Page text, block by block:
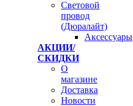
Световой
провод
(Дюралайт)
Аксессуары
АКЦИИ/
СКИДКИ
О
магазине
Доставка
Новости